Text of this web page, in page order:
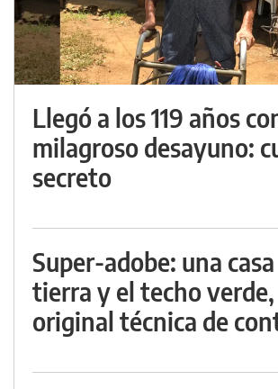
Llegó a los 119 años
milagroso desayuno:
secreto
Super-adobe: una
tierra y el techo
original técnica de